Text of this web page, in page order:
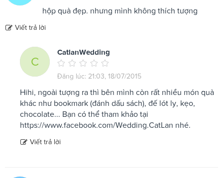
hộp quà đẹp. nhưng mình không thích tượng
Viết trả lời
C
CatlanWedding
Đăng lúc: 21:03, 18/07/2015
Hihi, ngoài tượng ra thì bên mình còn rất nhiều món quà
khác như bookmark (đánh dấu sách), đế lót ly, kẹo,
chocolate... Bạn có thể tham khảo tại
https://www.facebook.com/Wedding.CatLan nhé.
Viết trả lời